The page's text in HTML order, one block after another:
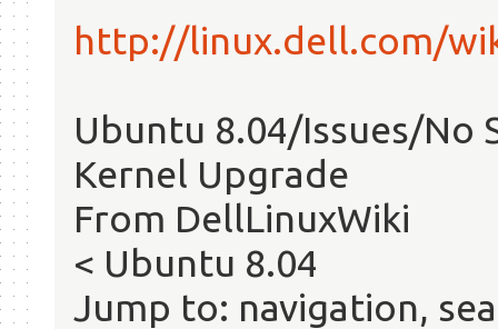
http://linux.dell.com/
Ubuntu 8.04/Issues/
Kernel Upgrade
From DellLinuxWiki
< Ubuntu 8.04
Jump to: navigation,